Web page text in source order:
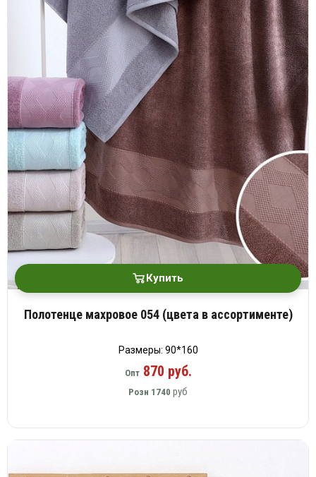
Купить
Полотенце махровое 054 (цвета в ассортименте)
Размеры: 90*160
Опт870 руб.
Розн 1740 руб